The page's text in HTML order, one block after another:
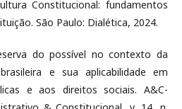
Constitucional: fundamentos
São Paulo: Dialética, 2024.
do possível no contexto da
e sua aplicabilidade em
e aos direitos sociais. A&C-